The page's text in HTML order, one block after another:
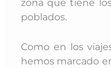
poblados.
Como en los
hemos marcado